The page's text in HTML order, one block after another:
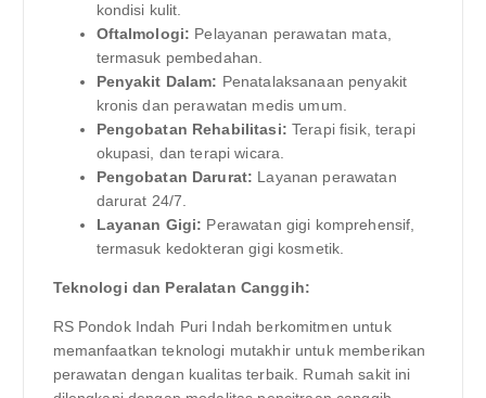
kondisi kulit.
Oftalmologi: Pelayanan perawatan mata,
termasuk pembedahan.
Penyakit Dalam: Penatalaksanaan penyakit
kronis dan perawatan medis umum.
Pengobatan Rehabilitasi: Terapi fisik, terapi
okupasi, dan terapi wicara.
Pengobatan Darurat: Layanan perawatan
darurat 24/7.
Layanan Gigi: Perawatan gigi komprehensif,
termasuk kedokteran gigi kosmetik.
Teknologi dan Peralatan Canggih:
RS Pondok Indah Puri Indah berkomitmen untuk
memanfaatkan teknologi mutakhir untuk memberikan
perawatan dengan kualitas terbaik. Rumah sakit ini